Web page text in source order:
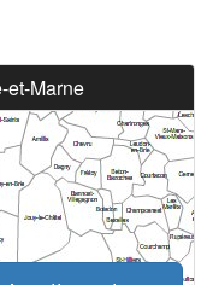
et-Marne